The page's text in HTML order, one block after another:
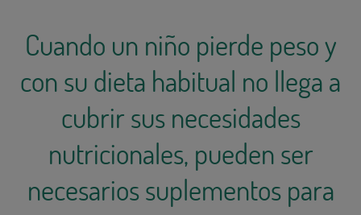
Cuando un niño pierde peso y
con su dieta habitual no llega a
cubrir sus necesidades
nutricionales, pueden ser
necesarios suplementos para